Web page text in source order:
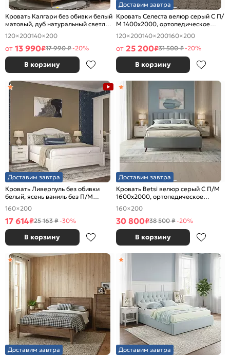
Кровать Калгари без обивки белый
матовый, дуб натуральный светлый
1400x2000, изголовье жесткое
120×200140×200
от 13 990₽17 990 ₽-20%
В корзину
Доставим завтра
Кровать Селеста велюр серый С П/
М 1400x2000, ортопедическое
основание, изголовье мягкое
120×200140×200160×200
от 25 200₽31 500 ₽-20%
В корзину
Доставим завтра
Кровать Ливерпуль без обивки
белый, ясень ваниль без П/М
1600x2000, изголовье жесткое
160×200
17 614₽25 163 ₽-30%
В корзину
Доставим завтра
Кровать Betsi велюр серый С П/М
1600x2000, ортопедическое
основание, изголовье мягкое
160×200
30 800₽38 500 ₽-20%
В корзину
Доставим завтра
Доставим завтра